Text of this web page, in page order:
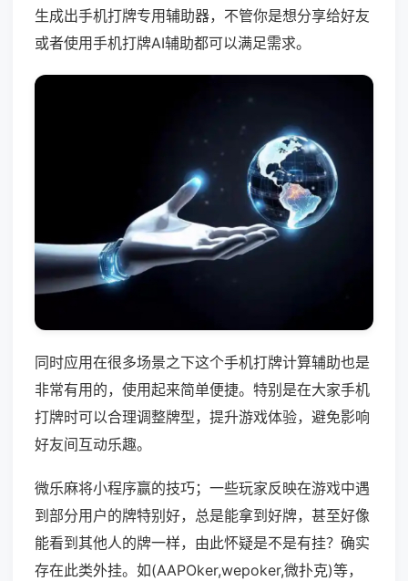
生成出手机打牌专用辅助器，不管你是想分享给好友
或者使用手机打牌AI辅助都可以满足需求。
同时应用在很多场景之下这个手机打牌计算辅助也是
非常有用的，使用起来简单便捷。特别是在大家手机
打牌时可以合理调整牌型，提升游戏体验，避免影响
好友间互动乐趣。
微乐麻将小程序赢的技巧；一些玩家反映在游戏中遇
到部分用户的牌特别好，总是能拿到好牌，甚至好像
能看到其他人的牌一样，由此怀疑是不是有挂？确实
存在此类外挂。如(AAPOker,wepoker,微扑克)等，